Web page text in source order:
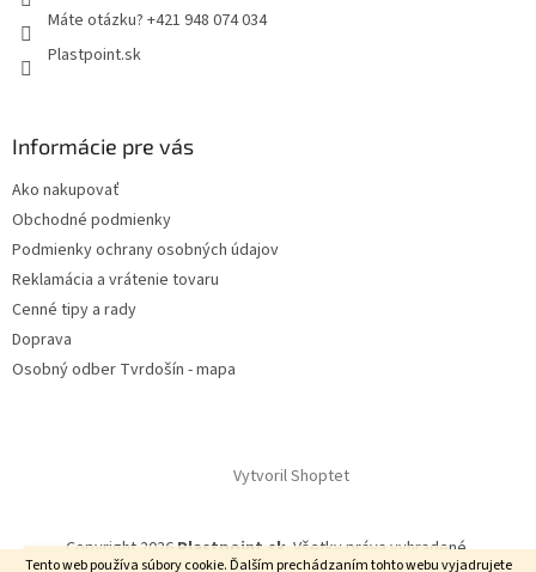
Tento web používa súbory cookie. Ďalším prechádzaním tohto webu vyjadrujete
Nakupujte so ZĽAVOU!% Lentý výpredaj s kódom LETO! 📦 🚚
Máte otázku? +421 948 074 034
Plastpoint.sk
Informácie pre vás
Ako nakupovať
Obchodné podmienky
Podmienky ochrany osobných údajov
Reklamácia a vrátenie tovaru
Cenné tipy a rady
Doprava
Osobný odber Tvrdošín - mapa
Vytvoril Shoptet
Copyright 2026Plastpoint.sk. Všetky práva vyhradené.